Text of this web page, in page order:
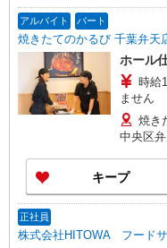
アルバイト パート
焼きたてのかるび 千葉弁天
ホール
時給
ません
焼き
中央区弁
キープ
正社員
株式会社HITOWA フード